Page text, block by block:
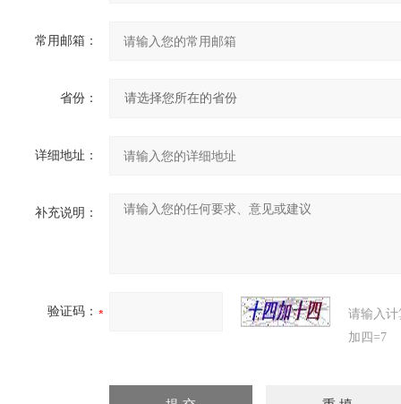
常用邮箱：
省份：
详细地址：
补充说明：
验证码：
请输入
加四=7